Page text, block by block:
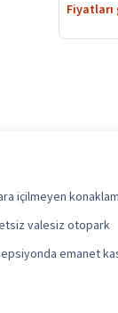
içilmeyen
valesiz otopark
emanet